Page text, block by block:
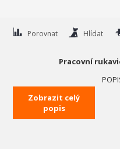
Porovnat Hlídat
Pracovní
-
- Poskytují pevné uchopení
Zobrazit celý
popis